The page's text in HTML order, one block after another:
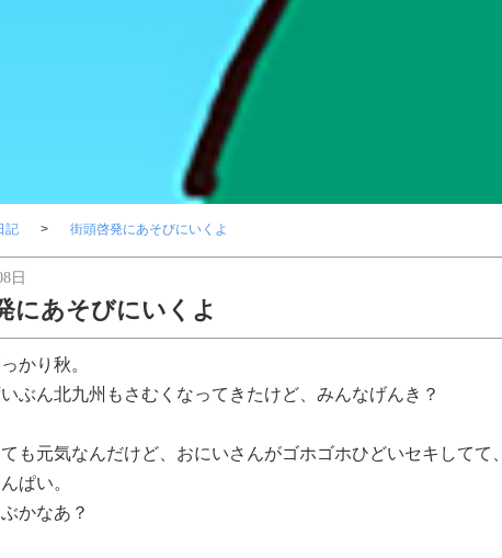
記 街頭啓発にあそびにいくよ
日
にあそびにいくよ
かり秋。
ぶん北九州もさむくなってきたけど、みんなげんき？
も元気なんだけど、おにいさんがゴホゴホひどいセキしてて、
ぱい。
かなあ？